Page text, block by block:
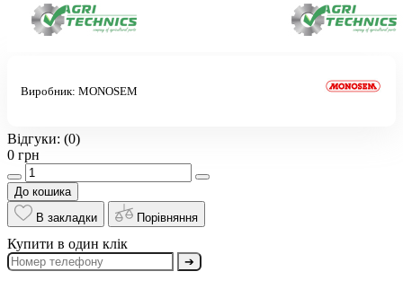
Виробник: MONOSEM
Відгуки: (0)
0 грн
До кошика
В закладки
Порівняння
Купити в один клік
➔